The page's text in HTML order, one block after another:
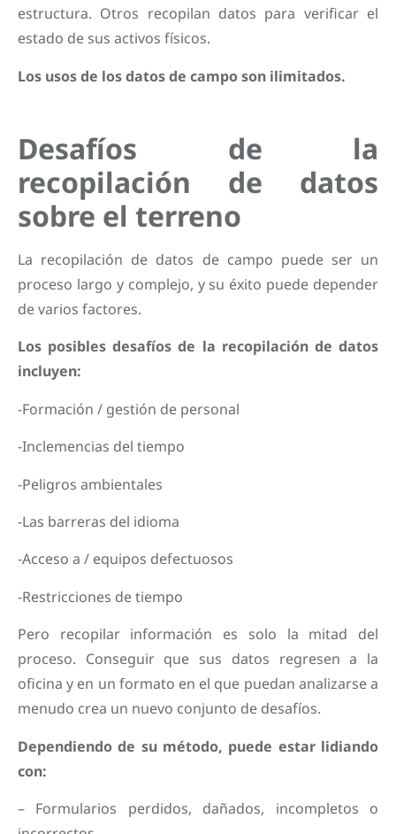
estructura. Otros recopilan datos para verificar el
estado de sus activos físicos.
Los usos de los datos de campo son ilimitados.
Desafíos de la
recopilación de datos
sobre el terreno
La recopilación de datos de campo puede ser un
proceso largo y complejo, y su éxito puede depender
de varios factores.
Los posibles desafíos de la recopilación de datos
incluyen:
-Formación / gestión de personal
-Inclemencias del tiempo
-Peligros ambientales
-Las barreras del idioma
-Acceso a / equipos defectuosos
-Restricciones de tiempo
Pero recopilar información es solo la mitad del
proceso. Conseguir que sus datos regresen a la
oficina y en un formato en el que puedan analizarse a
menudo crea un nuevo conjunto de desafíos.
Dependiendo de su método, puede estar lidiando
con:
– Formularios perdidos, dañados, incompletos o